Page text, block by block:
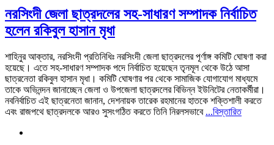
নরসিংদী জেলা ছাত্রদলের সহ-সাধারণ সম্পাদক নির্বাচিত
হলেন রকিবুল হাসান মৃধা
শাহিনুর আক্তার, নরসিংদী প্রতিনিধিঃ নরসিংদী জেলা ছাত্রদলের পূর্ণাঙ্গ কমিটি ঘোষণা করা
হয়েছে। এতে সহ-সাধারণ সম্পাদক পদে নির্বাচিত হয়েছেন তৃনমূল থেকে উঠে আসা
ছাত্রনেতা রকিবুল হাসান মৃধা। ​কমিটি ঘোষণার পর থেকে সামাজিক যোগাযোগ মাধ্যমে
তাকে অভিনন্দন জানাচ্ছেন জেলা ও উপজেলা ছাত্রদলের বিভিন্ন ইউনিটের নেতাকর্মীরা।
নবনির্বাচিত এই ছাত্রনেতা জানান, দেশনায়ক তারেক রহমানের হাতকে শক্তিশালী করতে
এবং রাজপথে ছাত্রদলকে আরও সুসংগঠিত করতে তিনি নিরলসভাবে ...বিস্তারিত